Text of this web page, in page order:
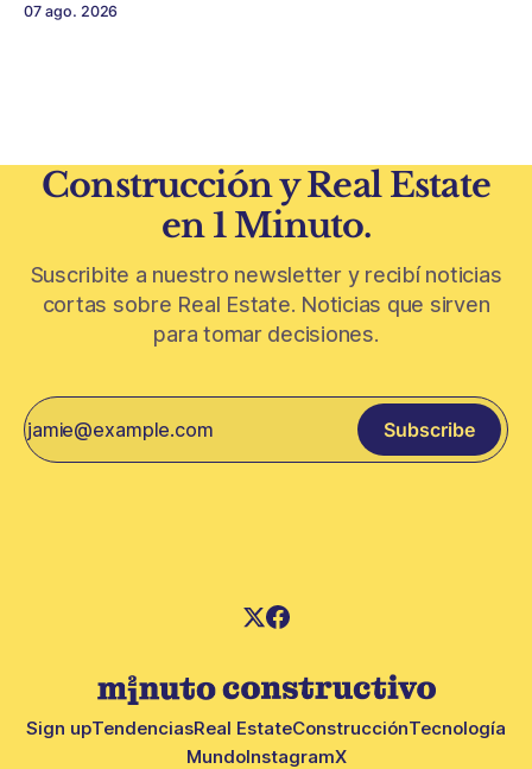
Conurbano vuelve a ganar protagonismo en el mapa
07 ago. 2026
Construcción y Real Estate
en 1 Minuto.
Suscribite a nuestro newsletter y recibí noticias
cortas sobre Real Estate. Noticias que sirven
para tomar decisiones.
Subscribe
Sign upTendenciasReal EstateConstrucciónTecnología
MundoInstagramX